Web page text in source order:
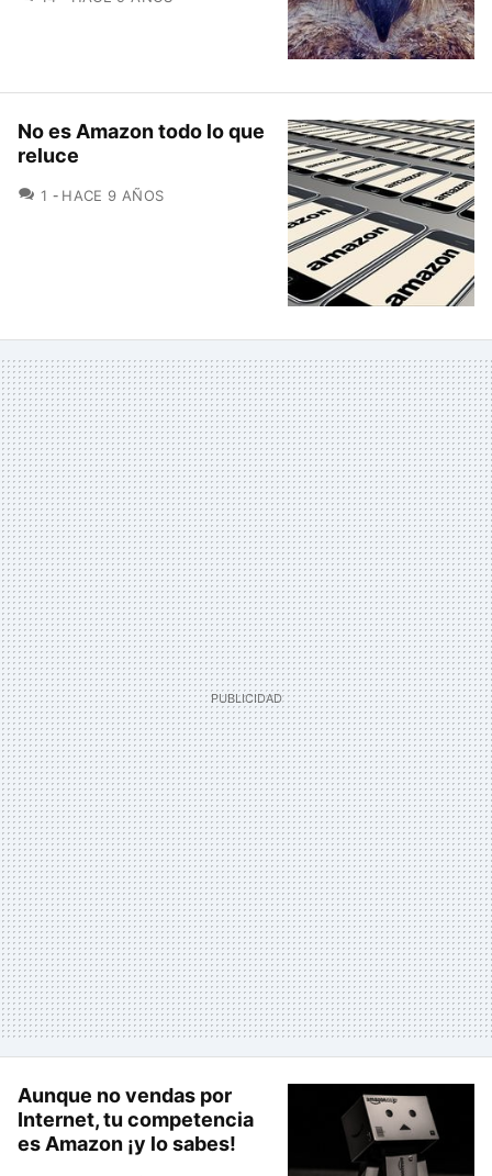
No es Amazon todo lo que
reluce
1 COMENTARIOS
HACE 9 AÑOS
Aunque no vendas por
Internet, tu competencia
es Amazon ¡y lo sabes!